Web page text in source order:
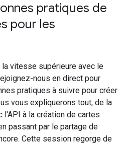
pratiques de
pour les
vitesse supérieure avec le
nous en direct pour
pratiques à suivre pour créer
vous expliquerons tout, de la
l'API à la création de cartes
passant par le partage de
Cette session regorge de